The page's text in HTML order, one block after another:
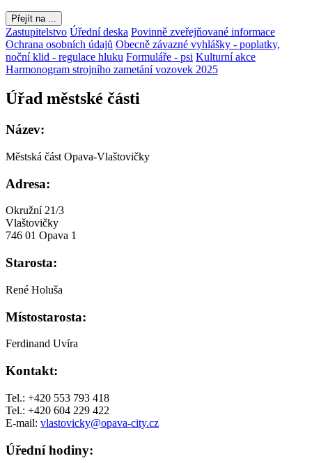
Přejít na ...
Zastupitelstvo Úřední deska Povinně zveřejňované informace
Ochrana osobních údajů Obecně závazné vyhlášky - poplatky,
noční klid - regulace hluku Formuláře - psi Kulturní akce
Harmonogram strojního zametání vozovek 2025
Úřad městské části
Název:
Městská část Opava-Vlaštovičky
Adresa:
Okružní 21/3
Vlaštovičky
746 01 Opava 1
Starosta:
René Holuša
Místostarosta:
Ferdinand Uvíra
Kontakt:
Tel.: +420 553 793 418
Tel.: +420 604 229 422
E-mail: vlastovicky@opava-city.cz
Úřední hodiny: